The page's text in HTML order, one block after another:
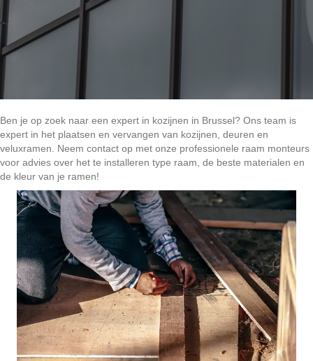
Ben je op zoek naar een expert in kozijnen in Brussel? Ons team is
expert in het plaatsen en vervangen van kozijnen, deuren en
veluxramen. Neem contact op met onze professionele raam monteurs
voor advies over het te installeren type raam, de beste materialen en
de kleur van je ramen!